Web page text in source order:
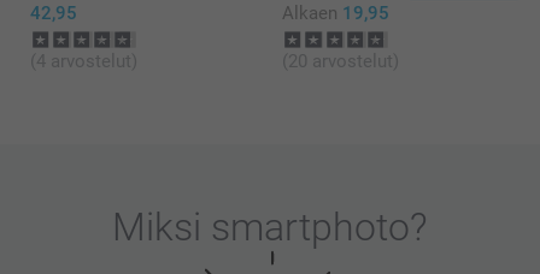
42,95
(4 arvostelut)
Alkaen 19,95
(20 arvostelut)
Miksi smartphoto?